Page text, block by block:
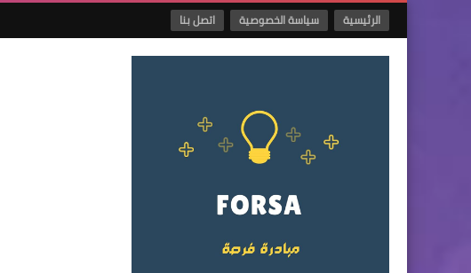
الرئيسية سياسة الخصوصية اتصل بنا